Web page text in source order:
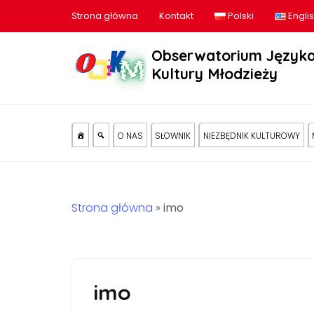
Strona główna Kontakt Polski
Obserwatorium
Kultury Młodzieży
O NAS SŁOWNIK NIEZBĘDNIK KULTUROWY
Strona główna » imo
imo